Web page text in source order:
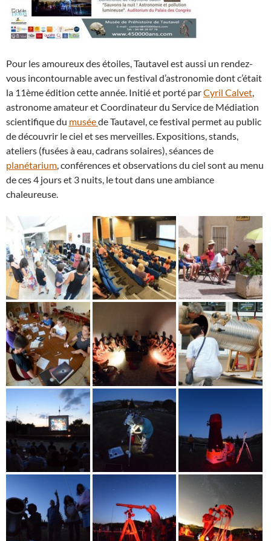
Pour les amoureux des étoiles, Tautavel est aussi un rendez-
vous incontournable avec un festival d’astronomie dont c’était
la 11ème édition cette année. Initié et porté parCyril Calvet,
astronome amateur et Coordinateur du Service de Médiation
scientifique du muséede Tautavel, ce festival permet au public
de découvrir le ciel et ses merveilles. Expositions, stands,
ateliers (fusées à eau, cadrans solaires), séances de
planétarium, conférences et observations du ciel sont au menu
de ces 4 jours et 3 nuits, le tout dans une ambiance
chaleureuse.